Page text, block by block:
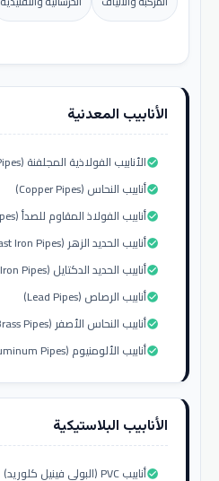
الأنابيب المعدنية
الأنابيب الفولاذية المجلفنة (Galvanized Steel Pipes)check_circle
أنابيب النحاس (Copper Pipes)check_circle
أنابيب الفولاذ المقاوم للصدأ (Stainless Steel Pipes)check_circle
أنابيب الحديد الزهر (Cast Iron Pipes)check_circle
أنابيب الحديد الدكتايل (Ductile Iron Pipes)check_circle
أنابيب الرصاص (Lead Pipes)check_circle
أنابيب النحاس الأصفر (Brass Pipes)check_circle
أنابيب الألومنيوم (Aluminum Pipes)check_circle
الأنابيب البلاستيكية
أنابيب PVC (البولي فينيل كلوريد)check_circle